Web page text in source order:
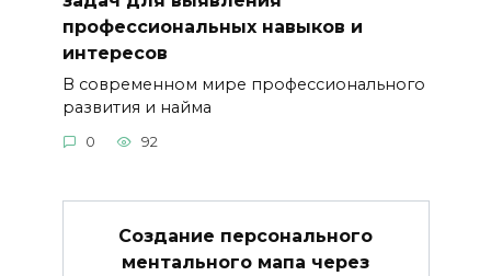
профессиональных навыков и
интересов
В современном мире профессионального
развития и найма
0 92
Создание персонального
ментального мапа через